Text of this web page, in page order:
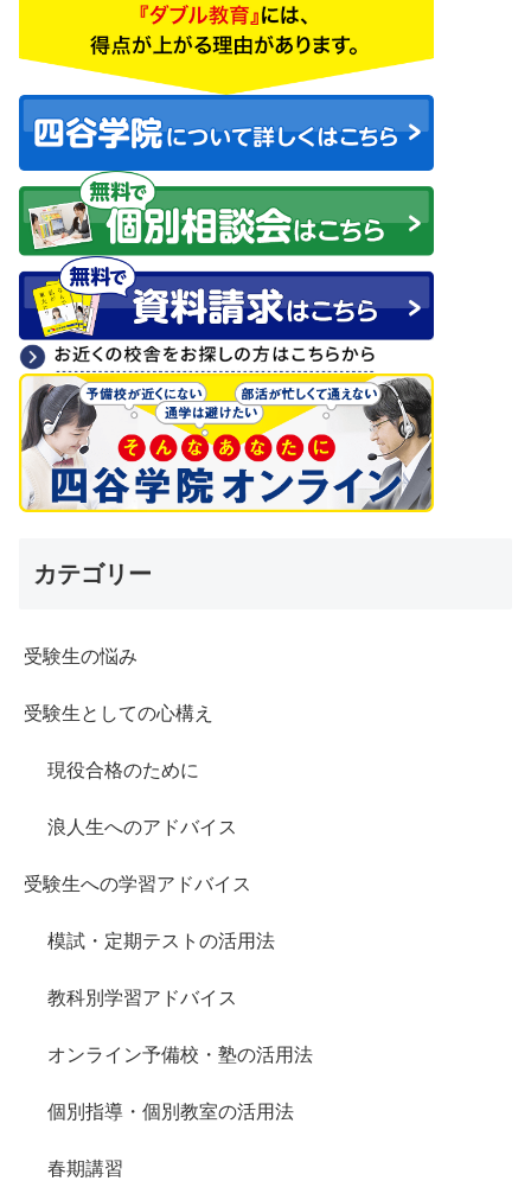
カテゴリー
受験生の悩み
受験生としての心構え
現役合格のために
浪人生へのアドバイス
受験生への学習アドバイス
模試・定期テストの活用法
教科別学習アドバイス
オンライン予備校・塾の活用法
個別指導・個別教室の活用法
春期講習